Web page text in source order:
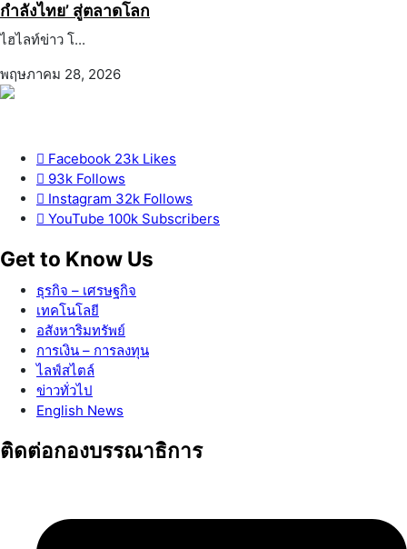
กำลังไทย’ สู่ตลาดโลก
ไฮไลท์ข่าว โ...
พฤษภาคม 28, 2026
Facebook 23k Likes
93k Follows
Instagram 32k Follows
YouTube 100k Subscribers
Get to Know Us
ธุรกิจ – เศรษฐกิจ
เทคโนโลยี
อสังหาริมทรัพย์
การเงิน – การลงทุน
ไลฟ์สไตล์
ข่าวทั่วไป
English News
ติดต่อกองบรรณาธิการ